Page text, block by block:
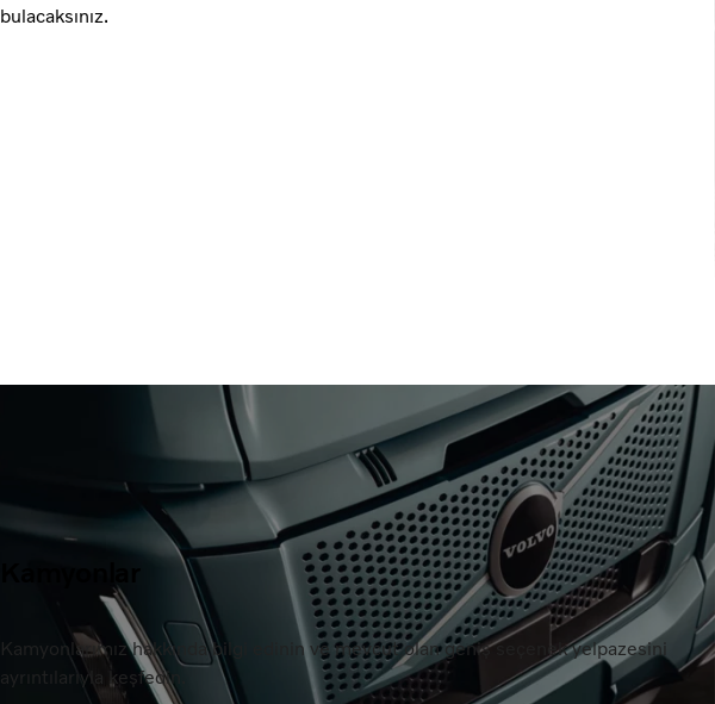
bulacaksınız.
Kamyonlarımız hakkında bilgi edinin ve mevcut olan geniş seçenek yelpazesini
ayrıntılarıyla keşfedin.